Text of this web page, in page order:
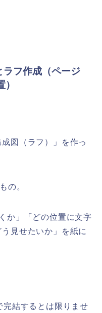
ラフ作成（ページ
図（ラフ）」を作っ
の。
か」「どの位置に文字
見せたいか」を紙に
結するとは限りませ